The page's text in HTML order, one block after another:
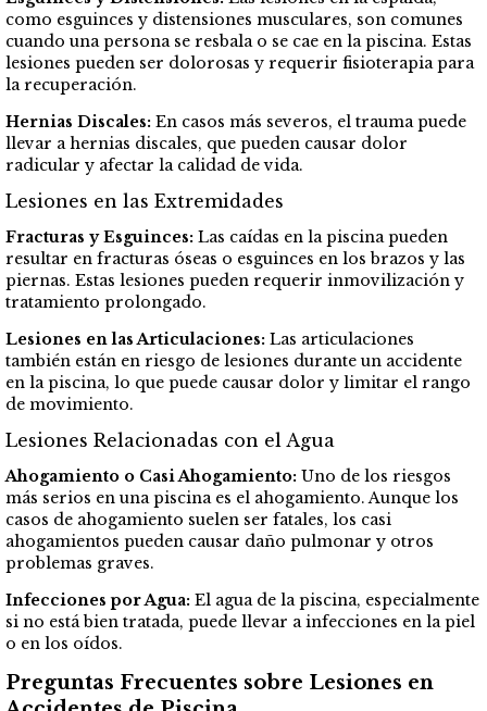
como esguinces y distensiones musculares, son comunes
cuando una persona se resbala o se cae en la piscina. Estas
lesiones pueden ser dolorosas y requerir fisioterapia para
la recuperación.
Hernias Discales: En casos más severos, el trauma puede
llevar a hernias discales, que pueden causar dolor
radicular y afectar la calidad de vida.
Lesiones en las Extremidades
Fracturas y Esguinces: Las caídas en la piscina pueden
resultar en fracturas óseas o esguinces en los brazos y las
piernas. Estas lesiones pueden requerir inmovilización y
tratamiento prolongado.
Lesiones en las Articulaciones: Las articulaciones
también están en riesgo de lesiones durante un accidente
en la piscina, lo que puede causar dolor y limitar el rango
de movimiento.
Lesiones Relacionadas con el Agua
Ahogamiento o Casi Ahogamiento: Uno de los riesgos
más serios en una piscina es el ahogamiento. Aunque los
casos de ahogamiento suelen ser fatales, los casi
ahogamientos pueden causar daño pulmonar y otros
problemas graves.
Infecciones por Agua: El agua de la piscina, especialmente
si no está bien tratada, puede llevar a infecciones en la piel
o en los oídos.
Preguntas Frecuentes sobre Lesiones en